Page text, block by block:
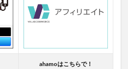
ahamoはこちらで！